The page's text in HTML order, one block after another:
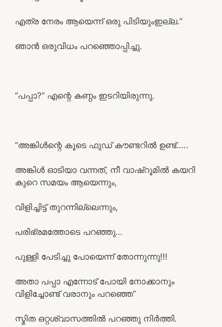
എത്ര നേരം ആയെന്ന് ഒരു പിടിയുംഇല്ല.”
ഞാൻ ഒരുവിധം പറഞ്ഞൊപ്പിച്ചു.
“പപ്പാ?” എന്റെ കണ്ഠം ഇടറിയിരുന്നു.
“അങ്കിൾന്റെ കൂടെ ഫുഡ്‌ കൗണ്ടറിൽ ഉണ്ട്…..
അങ്കിൾ ഓടിയാ വന്നത്, നീ വാഷ്റൂമിൽ കയറി
കുറെ സമയം ആയെന്നും,
വിളിച്ചിട്ട് തുറന്നില്ലെന്നും,
പരിഭ്രമത്തോടെ പറഞ്ഞു…
പുള്ളി പേടിച്ചു പോയെന്ന് തോന്നുന്നു!!!
അതാ പപ്പാ എന്നോട് പോയി നോക്കാനും
വിളിച്ചോണ്ട് വരാനും പറഞ്ഞെ”
സ്മിത ഒറ്റശ്വാസത്തിൽ പറഞ്ഞു നിർത്തി.